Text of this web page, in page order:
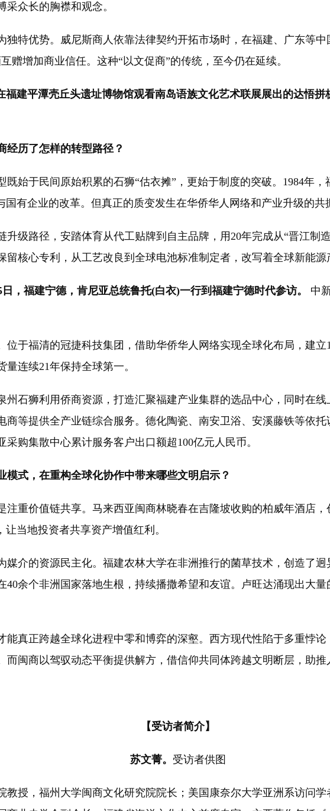
众长的胸襟和观念。
优势。威尼斯商人依靠法律契约开拓市场时，在福建、广东等中
赠增加商业信任。这种“以文促商”的传统，至今仍在延续。
福建平潭壳丘头遗址博物馆观看南岛语族文化艺术联展展出的达悟拼
历了怎样的转型路径？
既始于民间原始积累的石狮“估衣摊”，更始于制度的突破。1984年
有企业的改革。但真正的质变发生在华侨华人网络和产业升级的共
路径，安踏体育从代工贴牌到自主品牌，用20年完成从“晋江制
核心专利，从工艺改良到全球电池标准制定者，改写着全球新能源
日，福建宁德，肯尼亚总统鲁托(白衣)一行到福建宁德时代参访。 中
福清的冠捷科技集团，借助华侨华人网络实现全球化布局，建立
连续21年保持全球第一。
狮利用侨商资源，打造汇聚福建产业集群的选品中心，同时在线
商等提供全产业链综合服务。德化陶瓷、南安卫浴、安溪藤铁等依
采购集散中心累计服务客户出口额超100亿元人民币。
式，在重构全球化协作中带来哪些文明启示？
注重价值链共享。马来西亚闽商林晓春在吉隆坡收购的柏威年酒店
当地投资者共享资产增值红利。
的资源民主化。福建农林大学在非洲推行的菌草技术，创造了迥
40余个非洲国家落地生根，持续播撒希望和友谊。卢旺达涌现出大
正跨越全球化进程中零和博弈的深壑。西方现代性陷于多重悖论
闽商以驾驭动态平衡提供解方，借信仰共同体跨越文明断层，助推
【受访者简介】
苏文菁。 受访者供图
，福州大学闽商文化研究院院长；美国康奈尔大学亚洲系访问学